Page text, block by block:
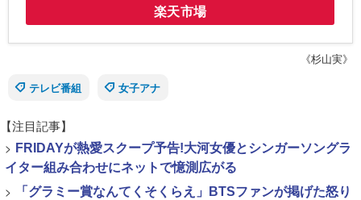
楽天市場
《杉山実》
テレビ番組
女子アナ
【注目記事】
> FRIDAYが熱愛スクープ予告!大河女優とシンガーソングラ
イター組み合わせにネットで憶測広がる
>
「グラミー賞なんてくそくらえ」BTSファンが掲げた怒り